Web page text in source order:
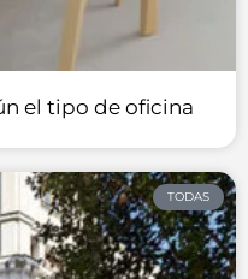
el tipo de oficina
TODAS